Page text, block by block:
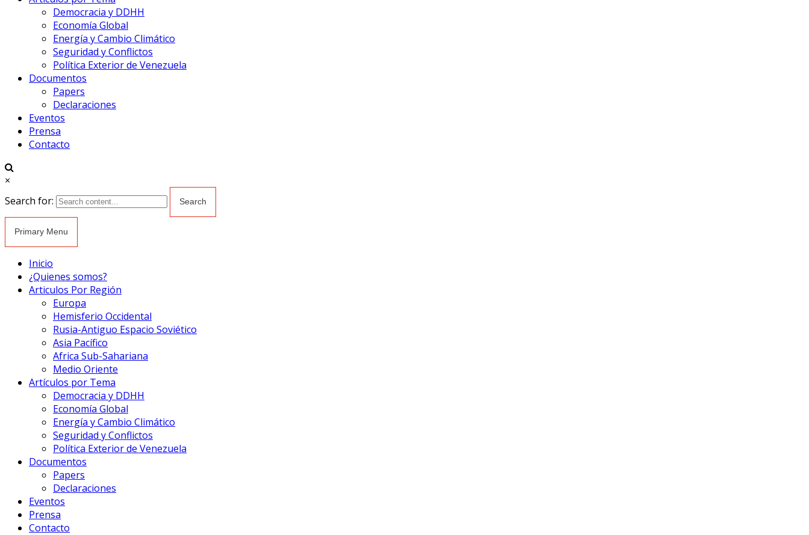
Democracia y DDHH
Economía Global
Energía y Cambio Climático
Seguridad y Conflictos
Política Exterior de Venezuela
Documentos
Papers
Declaraciones
Eventos
Prensa
Contacto
×
Search for:
Primary Menu
Inicio
¿Quienes somos?
Articulos Por Región
Europa
Hemisferio Occidental
Rusia-Antiguo Espacio Soviético
Asia Pacífico
Africa Sub-Sahariana
Medio Oriente
Artículos por Tema
Democracia y DDHH
Economía Global
Energía y Cambio Climático
Seguridad y Conflictos
Política Exterior de Venezuela
Documentos
Papers
Declaraciones
Eventos
Prensa
Contacto